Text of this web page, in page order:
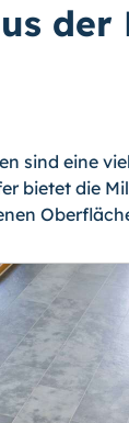
sind eine
bietet die